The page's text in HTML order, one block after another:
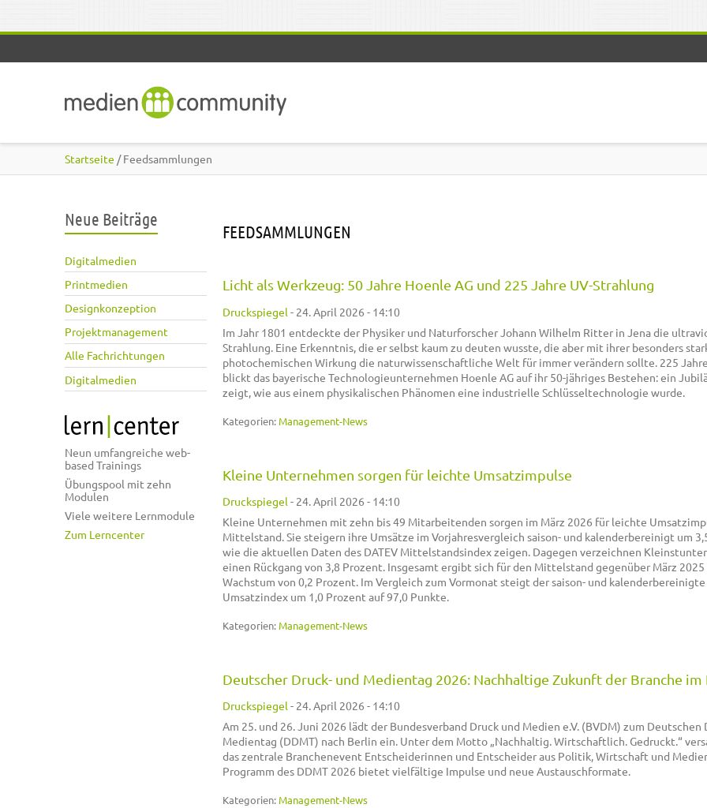
Startseite / Feedsammlungen
Neue Beiträge
Digitalmedien
Printmedien
Designkonzeption
Projektmanagement
Alle Fachrichtungen
Digitalmedien
Neun umfangreiche web-
based Trainings
Übungspool mit zehn
Modulen
Viele weitere Lernmodule
Zum Lerncenter
FEEDSAMMLUNGEN
Licht als Werkzeug: 50 Jahre Hoenle AG und 225 Jahre UV-Strahlung
Druckspiegel - 24. April 2026 - 14:10
Im Jahr 1801 entdeckte der Physiker und Naturforscher Johann Wilhelm Ritter in Jena die
Strahlung. Eine Erkenntnis, die er selbst kaum zu deuten wusste, die aber mit ihrer besonders
photochemischen Wirkung die naturwissenschaftliche Welt für immer verändern sollte. 225
blickt das bayerische Technologieunternehmen Hoenle AG auf ihr 50-jähriges Bestehen: ein
zeigt, wie aus einem physikalischen Phänomen eine industrielle Schlüsseltechnologie wurde.
Kategorien: Management-News
Kleine Unternehmen sorgen für leichte Umsatzimpulse
Druckspiegel - 24. April 2026 - 14:10
Kleine Unternehmen mit zehn bis 49 Mitarbeitenden sorgen im März 2026 für leichte
Mittelstand. Sie steigern ihre Umsätze im Vorjahresvergleich saison- und kalenderbereinigt um
wie die aktuellen Daten des DATEV Mittelstandsindex zeigen. Dagegen verzeichnen
einen Rückgang von 3,8 Prozent. Insgesamt ergibt sich für den Mittelstand gegenüber März 2025
Wachstum von 0,2 Prozent. Im Vergleich zum Vormonat steigt der saison- und kalenderbereinigte
Umsatzindex um 1,0 Prozent auf 97,0 Punkte.
Kategorien: Management-News
Deutscher Druck- und Medientag 2026: Nachhaltige Zukunft der Branche im
Druckspiegel - 24. April 2026 - 14:10
Am 25. und 26. Juni 2026 lädt der Bundesverband Druck und Medien e.V. (BVDM) zum Deutschen
Medientag (DDMT) nach Berlin ein. Unter dem Motto „Nachhaltig. Wirtschaftlich. Gedruckt.“
das zentrale Branchenevent Entscheiderinnen und Entscheider aus Politik, Wirtschaft und
Programm des DDMT 2026 bietet vielfältige Impulse und neue Austauschformate.
Kategorien: Management-News